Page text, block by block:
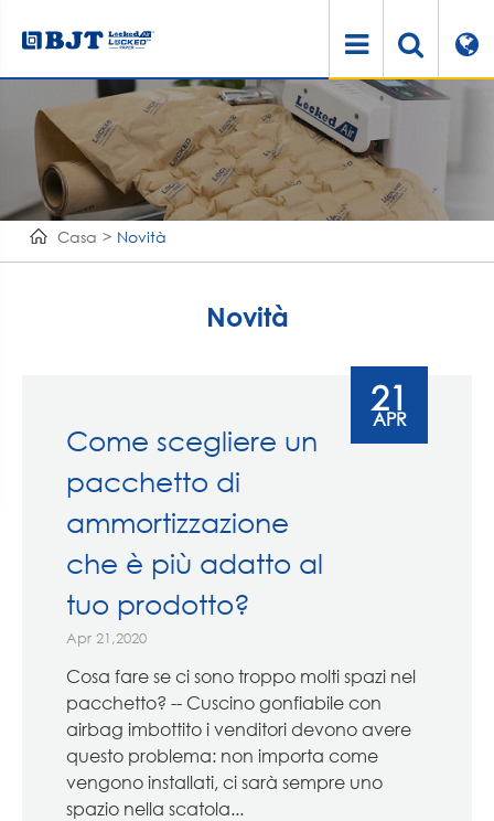
Casa Novità
Novità
Come scegliere un
pacchetto di
ammortizzazione
che è più adatto al
tuo prodotto?
Apr 21,2020
Cosa fare se ci sono troppo molti spazi nel
pacchetto? -- Cuscino gonfiabile con
airbag imbottito i venditori devono avere
questo problema: non importa come
vengono installati, ci sarà sempre uno
spazio nella scatola...
21
APR